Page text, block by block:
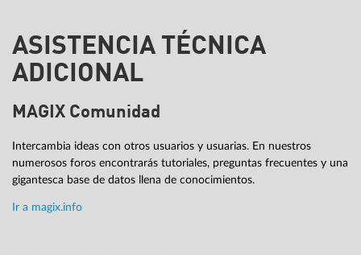
ASISTENCIA TÉCNICA
ADICIONAL
MAGIX Comunidad
Intercambia ideas con otros usuarios y usuarias. En nuestros
numerosos foros encontrarás tutoriales, preguntas frecuentes y una
gigantesca base de datos llena de conocimientos.
Ir a magix.info